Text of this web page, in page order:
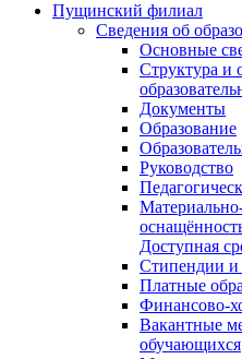
Пущинский филиал
Сведения об
Основные
Структура и
Документы
Образование
Руководство
Доступная
Стипендии
Платные
Финансово-
Вакантные
обучающихся